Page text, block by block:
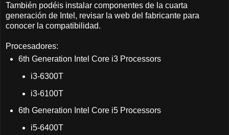
También podéis instalar componentes de la cuarta
generación de Intel, revisar la web del fabricante para
conocer la compatibilidad.
Procesadores:
6th Generation Intel Core i3 Processors
i3-6300T
i3-6100T
6th Generation Intel Core i5 Processors
i5-6400T